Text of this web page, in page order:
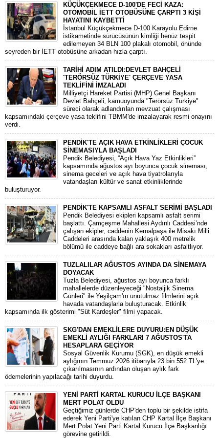
KÜÇÜKÇEKMECE D-100'DE FECİ KAZA:
OTOMOBİL İETT OTOBÜSÜNE ÇARPTI 3 KİŞİ
HAYATINI KAYBETTİ
​İstanbul Küçükçekmece D-100 Karayolu Edirne
istikametinde sürücüsünün kimliği henüz tespit
edilemeyen 34 BLN 100 plakalı otomobil, önünde
seyreden bir İETT otobüsüne arkadan hızla çarptı.
TARİHİ ADIM ATILDI:DEVLET BAHÇELİ
'TERÖRSÜZ TÜRKİYE' ÇERÇEVE YASA
TEKLİFİNİ İMZALADI
​Milliyetçi Hareket Partisi (MHP) Genel Başkanı
Devlet Bahçeli, kamuoyunda "Terörsüz Türkiye"
süreci olarak adlandırılan mevzuat çalışması
kapsamındaki çerçeve yasa teklifini TBMM'de imzalayarak resmi onayını
verdi.
PENDİK'TE AÇIK HAVA ETKİNLİKLERİ ÇOCUK
SİNEMASIYLA BAŞLADI
Pendik Belediyesi, “Açık Hava Yaz Etkinlikleri”
kapsamında ağustos ayı boyunca çocuk sineması,
sinema geceleri ve açık hava tiyatrolarıyla
vatandaşları kültür ve sanat etkinliklerinde
buluşturuyor.
PENDİK'TE KAPSAMLI ASFALT SERİMİ BAŞLADI
Pendik Belediyesi ekipleri kapsamlı asfalt serimi
başlattı. Çamçeşme Mahallesi Aydınlı Caddesi’nde
çalışan ekipler, caddenin Kemalpaşa ile Misakı Milli
Caddeleri arasında kalan yaklaşık 400 metrelik
bölümü ile caddeye bağlı ara sokakları asfaltlıyor.
TUZLALILAR AĞUSTOS AYINDA DA SİNEMAYA
DOYACAK
Tuzla Belediyesi, ağustos ayı boyunca farklı
mahallelerde düzenleyeceği "Nostaljik Sinema
Günleri" ile Yeşilçam'ın unutulmaz filmlerini açık
havada vatandaşlarla buluşturacak. Etkinlik
kapsamında ilk gösterimi "Süt Kardeşler" filmi yapacak.
SKG'DAN EMEKLİLERE DUYURU:EN DÜŞÜK
EMEKLİ AYLIĞI FARKLARI 7 AĞUSTOS'TA
HESAPLARA GEÇİYOR
​Sosyal Güvenlik Kurumu (SGK), en düşük emekli
aylığının Temmuz 2026 itibarıyla 23 bin 552 TL'ye
çıkarılmasının ardından oluşan aylık fark
ödemelerinin yapılacağı tarihi duyurdu.
YENİ PARTİ KARTAL KURUCU İLÇE BAŞKANI
MERT POLAT OLDU
Geçtiğimiz günlerde CHP'den toplu bir şekilde istifa
ederek Yeni Parti'ye katılan CHP Kartal İlçe Başkanı
Mert Polat Yeni Parti Kartal Kurucu İlçe Başkanlığı
görevine getirildi.